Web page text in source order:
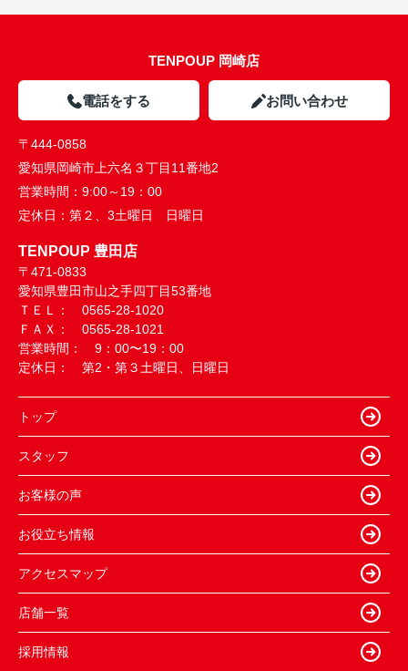
TENPOUP 岡崎店
電話をする お問い合わせ
〒444-0858
愛知県岡崎市上六名３丁目11番地2
営業時間： 9:00～19：00
定休日： 第２、3土曜日 日曜日
TENPOUP 豊田店
〒471-0833
愛知県豊田市山之手四丁目53番地
ＴＥＬ： 0565-28-1020
ＦＡＸ： 0565-28-1021
営業時間： 9：00〜19：00
定休日： 第2・第３土曜日、日曜日
トップ
スタッフ
お客様の声
お役立ち情報
アクセスマップ
店舗一覧
採用情報